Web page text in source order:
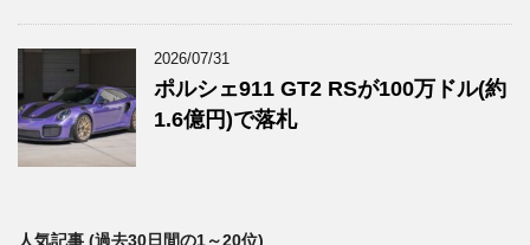
2026/07/31
ポルシェ911 GT2 RSが100万ドル(約
1.6億円)で落札
人気記事 (過去30日間の1～20位)